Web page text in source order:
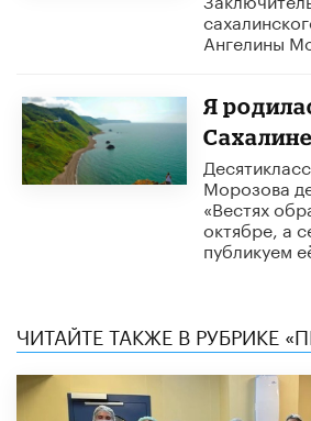
Ангелины
Я
Морозова
«Вестях
октябре, а
публикуем
ЧИТАЙТЕ ТАКЖЕ В РУБРИКЕ